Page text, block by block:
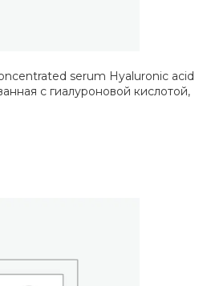
serum Hyaluronic acid
с гиалуроновой кислотой,